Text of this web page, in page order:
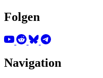
Folgen
Navigation